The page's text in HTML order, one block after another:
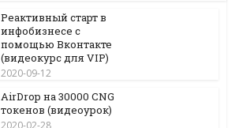
Реактивный старт в
инфобизнесе с
помощью Вконтакте
(видеокурс для VIP)
2020-09-12
AirDrop на 30000 CNG
токенов (видеоурок)
2020-02-28